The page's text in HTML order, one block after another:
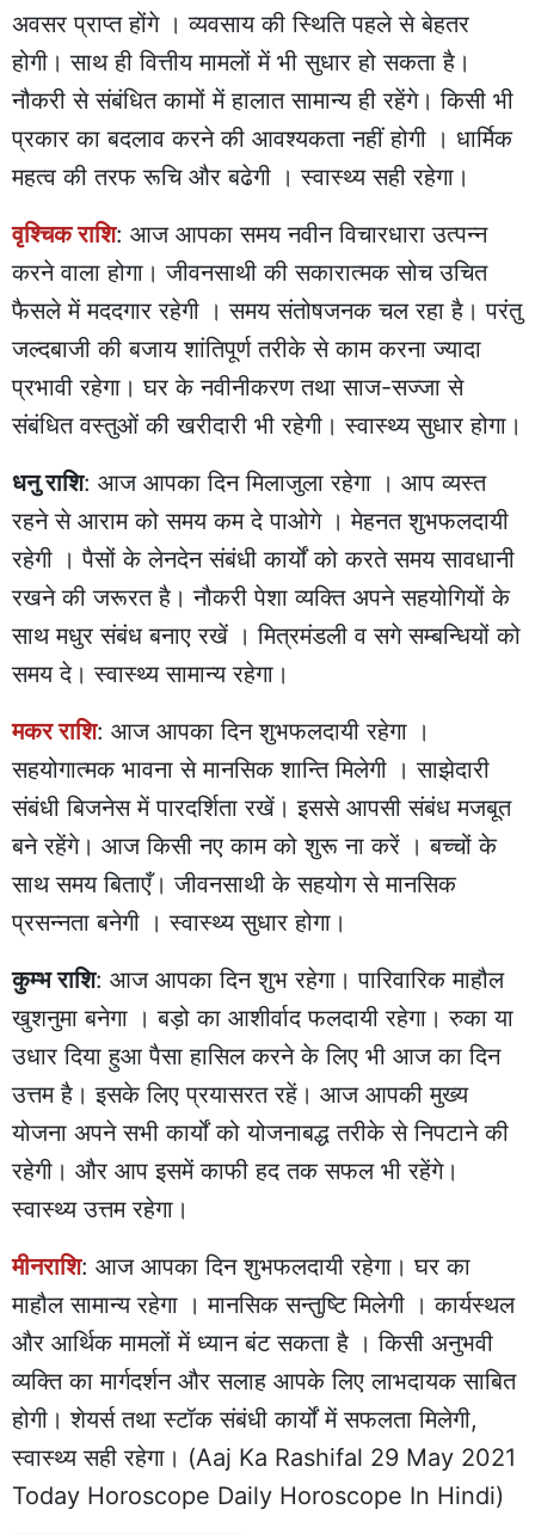
अवसर प्राप्त होंगे । व्यवसाय की स्थिति पहले से बेहतर
होगी। साथ ही वित्तीय मामलों में भी सुधार हो सकता है।
नौकरी से संबंधित कामों में हालात सामान्य ही रहेंगे। किसी भी
प्रकार का बदलाव करने की आवश्यकता नहीं होगी । धार्मिक
महत्व की तरफ रूचि और बढेगी । स्वास्थ्य सही रहेगा।
वृश्चिक राशि: आज आपका समय नवीन विचारधारा उत्पन्न
करने वाला होगा। जीवनसाथी की सकारात्मक सोच उचित
फैसले में मददगार रहेगी । समय संतोषजनक चल रहा है। परंतु
जल्दबाजी की बजाय शांतिपूर्ण तरीके से काम करना ज्यादा
प्रभावी रहेगा। घर के नवीनीकरण तथा साज-सज्जा से
संबंधित वस्तुओं की खरीदारी भी रहेगी। स्वास्थ्य सुधार होगा।
धनु राशि: आज आपका दिन मिलाजुला रहेगा । आप व्यस्त
रहने से आराम को समय कम दे पाओगे । मेहनत शुभफलदायी
रहेगी । पैसों के लेनदेन संबंधी कार्यों को करते समय सावधानी
रखने की जरूरत है। नौकरी पेशा व्यक्ति अपने सहयोगियों के
साथ मधुर संबंध बनाए रखें । मित्रमंडली व सगे सम्बन्धियों को
समय दे। स्वास्थ्य सामान्य रहेगा।
मकर राशि: आज आपका दिन शुभफलदायी रहेगा ।
सहयोगात्मक भावना से मानसिक शान्ति मिलेगी । साझेदारी
संबंधी बिजनेस में पारदर्शिता रखें। इससे आपसी संबंध मजबूत
बने रहेंगे। आज किसी नए काम को शुरू ना करें । बच्चों के
साथ समय बिताएँ। जीवनसाथी के सहयोग से मानसिक
प्रसन्नता बनेगी । स्वास्थ्य सुधार होगा।
कुम्भ राशि: आज आपका दिन शुभ रहेगा। पारिवारिक माहौल
खुशनुमा बनेगा । बड़ो का आशीर्वाद फलदायी रहेगा। रुका या
उधार दिया हुआ पैसा हासिल करने के लिए भी आज का दिन
उत्तम है। इसके लिए प्रयासरत रहें। आज आपकी मुख्य
योजना अपने सभी कार्यों को योजनाबद्ध तरीके से निपटाने की
रहेगी। और आप इसमें काफी हद तक सफल भी रहेंगे।
स्वास्थ्य उत्तम रहेगा।
मीनराशि: आज आपका दिन शुभफलदायी रहेगा। घर का
माहौल सामान्य रहेगा । मानसिक सन्तुष्टि मिलेगी । कार्यस्थल
और आर्थिक मामलों में ध्यान बंट सकता है । किसी अनुभवी
व्यक्ति का मार्गदर्शन और सलाह आपके लिए लाभदायक साबित
होगी। शेयर्स तथा स्टॉक संबंधी कार्यों में सफलता मिलेगी,
स्वास्थ्य सही रहेगा। (Aaj Ka Rashifal 29 May 2021
Today Horoscope Daily Horoscope In Hindi)